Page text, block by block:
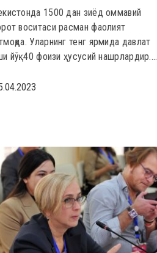
1500 дан зиёд оммавий
воситаси расман фаолият
Уларнинг тенг ярмида давлат
йўқ. 40 фоизи ҳусусий нашрлардир.…